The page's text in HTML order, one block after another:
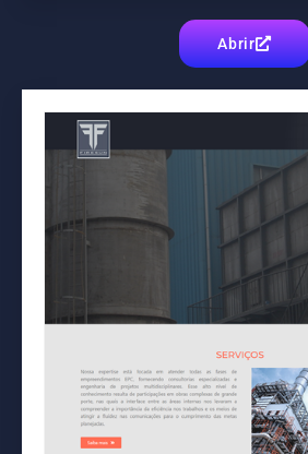
Abrir